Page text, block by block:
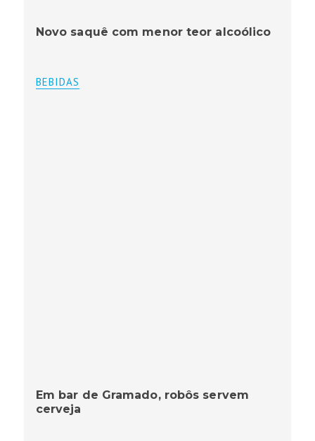
Novo saquê com menor teor alcoólico
BEBIDAS
Em bar de Gramado, robôs servem
cerveja